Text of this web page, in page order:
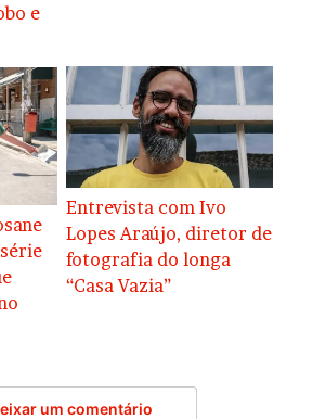
e
Entrevista com Ivo
Lopes Araújo, diretor de
fotografia do longa
“Casa Vazia”
um comentário